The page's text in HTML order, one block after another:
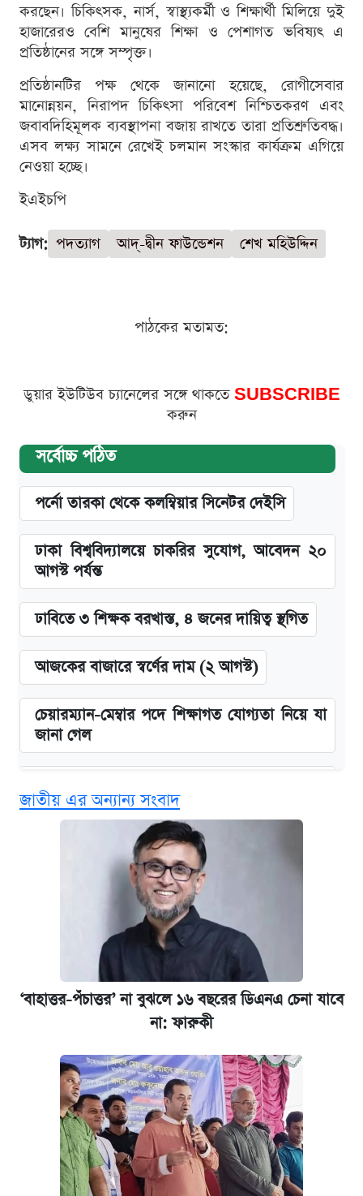
করছেন। চিকিৎসক, নার্স, স্বাস্থ্যকর্মী ও শিক্ষার্থী মিলিয়ে দুই
হাজারেরও বেশি মানুষের শিক্ষা ও পেশাগত ভবিষ্যৎ এ
প্রতিষ্ঠানের সঙ্গে সম্পৃক্ত।
প্রতিষ্ঠানটির পক্ষ থেকে জানানো হয়েছে, রোগীসেবার
মানোন্নয়ন, নিরাপদ চিকিৎসা পরিবেশ নিশ্চিতকরণ এবং
জবাবদিহিমূলক ব্যবস্থাপনা বজায় রাখতে তারা প্রতিশ্রুতিবদ্ধ।
এসব লক্ষ্য সামনে রেখেই চলমান সংস্কার কার্যক্রম এগিয়ে
নেওয়া হচ্ছে।
ইএইচপি
ট্যাগ: পদত্যাগ আদ্-দ্বীন ফাউন্ডেশন শেখ মহিউদ্দিন
পাঠকের মতামত:
ডুয়ার ইউটিউব চ্যানেলের সঙ্গে থাকতে SUBSCRIBE
করুন
সর্বোচ্চ পঠিত
পর্নো তারকা থেকে কলম্বিয়ার সিনেটর দেইসি
ঢাকা বিশ্ববিদ্যালয়ে চাকরির সুযোগ, আবেদন ২০
আগস্ট পর্যন্ত
ঢাবিতে ৩ শিক্ষক বরখাস্ত, ৪ জনের দায়িত্ব স্থগিত
আজকের বাজারে স্বর্ণের দাম (২ আগস্ট)
চেয়ারম্যান-মেম্বার পদে শিক্ষাগত যোগ্যতা নিয়ে যা
জানা গেল
ভাতা
ঢাবির সূর্যসেন হলে সমকামিতার অভিযোগে দুইজন
দেশের বাজারে ফের বেড়েছে সোনার দাম
‘গুলশানের চামেলি’ তে যৌনকর্মীর দালাল অ্যাডলফ
খান
ভাতা-উপবৃত্তির আবেদন শুরু, জেনে নিন পদ্ধতি
আজ শুক্রবার রাজধানীর যেসব মার্কেট-দোকানপাট
কবে শুরু হচ্ছে ঢাবির ভর্তি আবেদন, জানাল কর্তৃপক্ষ
জাতীয় এর অন্যান্য সংবাদ
‘বাহাত্তর-পঁচাত্তর’ না বুঝলে ১৬ বছরের ডিএনএ চেনা যাবে
না: ফারুকী